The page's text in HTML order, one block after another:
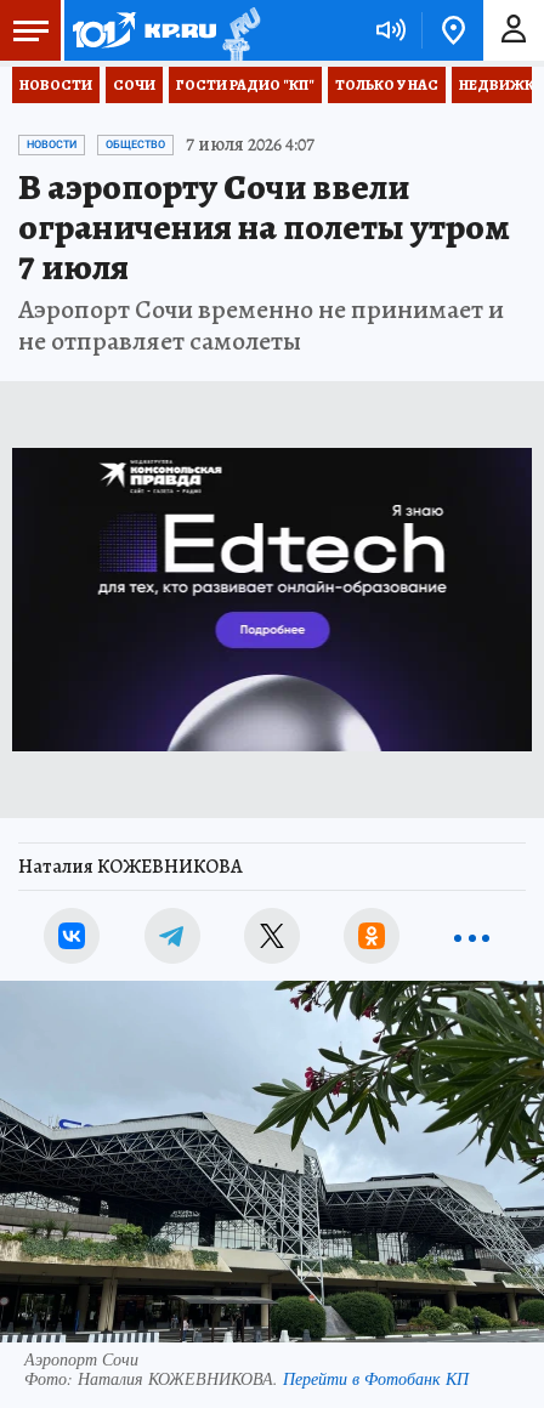
НОВОСТИ СОЧИ ГОСТИ РАДИО "КП" ТОЛЬКО У НАС НЕДВИЖКА
НОВОСТИ ОБЩЕСТВО 7 июля 2026 4:07
В аэропорту Сочи ввели
ограничения на полеты утром
7 июля
Аэропорт Сочи временно не принимает и
не отправляет самолеты
Наталия КОЖЕВНИКОВА
Аэропорт Сочи
Фото: Наталия КОЖЕВНИКОВА. Перейти в Фотобанк КП